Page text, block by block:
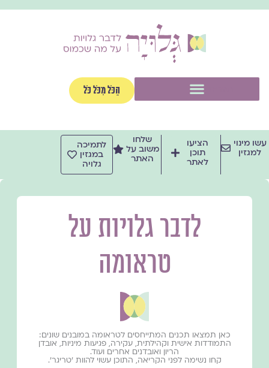
הַכֹּל מִכֹּל כֹּל
עשו מינוי
למגזין
הציעו
תוכן
לאתר
שלחו
משוב על
האתר
לתמיכה
במגזין
גלויה
לדבר גלויות על
טראומה
כאן תמצאו תכנים המתייחסים לטראומה במובנים שונים:
התמודדות אישית וקהילתית, עקירה, פגיעות מיניות, אובדן
הריון ואובדנים אחרים ועוד.
קחו נשימה לפני הקריאה, התוכן עשוי להוות ׳טריגר׳.